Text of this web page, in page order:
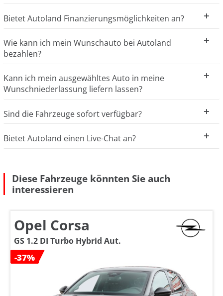
Bietet Autoland Finanzierungsmöglichkeiten an?
Wie kann ich mein Wunschauto bei Autoland
bezahlen?
Kann ich mein ausgewähltes Auto in meine
Wunschniederlassung liefern lassen?
Sind die Fahrzeuge sofort verfügbar?
Bietet Autoland einen Live-Chat an?
Diese Fahrzeuge könnten Sie auch
interessieren
Opel Corsa
GS 1.2 DI Turbo Hybrid Aut.
-37%